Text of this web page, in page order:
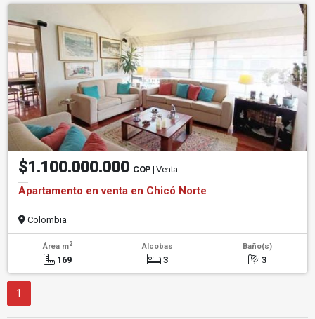
$1.100.000.000 COP | Venta
Apartamento en venta en Chicó Norte
Colombia
Área m2
169
Alcobas
3
Baño(s)
3
1